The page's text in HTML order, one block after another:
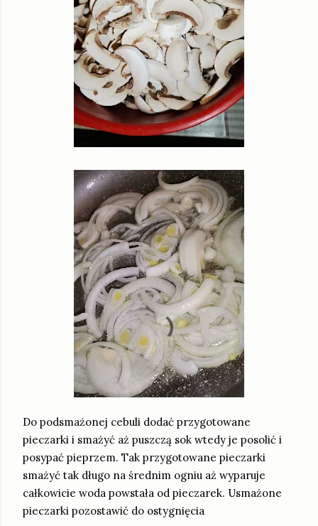
Do podsmażonej cebuli dodać przygotowane
pieczarki i smażyć aż puszczą sok wtedy je posolić i
posypać pieprzem. Tak przygotowane pieczarki
smażyć tak długo na średnim ogniu aż wyparuje
całkowicie woda powstała od pieczarek. Usmażone
pieczarki pozostawić do ostygnięcia